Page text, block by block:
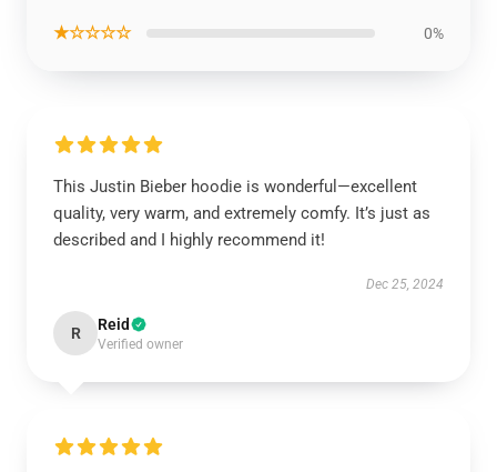
★☆☆☆☆ 0%
This Justin Bieber hoodie is wonderful—excellent
quality, very warm, and extremely comfy. It’s just as
described and I highly recommend it!
Dec 25, 2024
R Reid
Verified owner